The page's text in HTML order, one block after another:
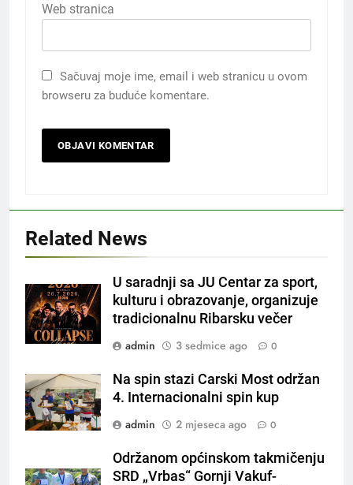
Web stranica
Sačuvaj moje ime, email i web stranicu u ovom
browseru za buduće komentare.
Related News
U saradnji sa JU Centar za sport,
kulturu i obrazovanje, organizuje
tradicionalnu Ribarsku večer
admin
3 sedmice ago 0
Na spin stazi Carski Most održan
4. Internacionalni spin kup
admin
2 mjeseca ago 0
Održanom općinskom takmičenju
SRD „Vrbas“ Gornji Vakuf-